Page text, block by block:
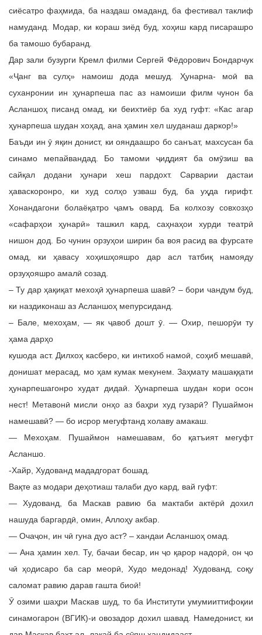
сиёсатро фаҳмида, ба наздаш омаданд, ба фестивал таклиф
намуданд. Модар, ки кораш зиёд буд, хоҳиш кард писарашро
ба тамошо бубаранд.
Дар зали бузурги Кремл филми Сергей Фёдорович Бондарчук
«Ҷанг ва сулҳ» намоиш дода мешуд. Ҳунарна- моӣ ва
суханронии ин ҳунарпеша пас аз намоиши филм чунон ба
Асланшоҳ писанд омад, ки беихтиёр ба худ гуфт: «Кас агар
ҳунарпеша шудан хоҳад, ана ҳамин хел шуданаш даркор!»
Баъди ин ӯ яқин донист, ки ояндаашро бо санъат, махсусан ба
синамо мепайвандад. Бо тамоми ҷиддият ба омӯзиш ва
сайқал додани ҳунари хеш пардохт. Сарварии дастаи
ҳаваскоронро, ки худ солҳо узваш буд, ба уҳда гирифт.
Хонандагони болаёқатро ҷамъ овард. Ба колхозу совхозҳо
«сафарҳои ҳунарӣ» ташкил кард, саҳнаҳои хурди театрӣ
нишон дод. Бо чунин орзуҳои ширин ба воя расид ва фурсате
омад, ки ҳавасу хоҳишҳояшро дар асл татбиқ намояду
орзуҳояшро амалӣ созад.
– Ту дар ҳақиқат мехоҳӣ ҳунарпеша шавӣ? – бори чандум буд,
ки наздиконаш аз Асланшоҳ мепурсиданд.
– Бале, мехоҳам, — як ҷавоб дошт ӯ. — Охир, пешорӯи ту
ҳама дарҳо
кушода аст. Дилхоҳ касберо, ки интихоб намоӣ, соҳиб мешавӣ,
донишат мерасад, мо ҳам кумак мекунем. Заҳмату машаққати
ҳунарпешагонро худат дидаӣ. Ҳунарпеша шудан кори осон
нест! Метавонӣ мисли онҳо аз баҳри худ гузарӣ? Пушаймон
намешавӣ? — бо исрор мегуфтанд холаву амакаш.
— Мехоҳам. Пушаймон намешавам, бо қатъият мегуфт
Асланшо.
-Хайр, Худованд мададгорат бошад.
Вақте аз модари деҳотиаш талаби дуо кард, вай гуфт:
— Худованд, ба Маскав равию ба мактаби актёрӣ дохил
нашуда баргардӣ, омин, Аллоҳу акбар.
— Очаҷон, ин чӣ гуна дуо аст? – хандаи Асланшоҳ омад.
— Ана ҳамин хел. Ту, бачаи бесар, ин ҷо қарор надорӣ, он ҷо
чӣ ҳодисаро ба сар меорӣ, Худо медонад! Худованд, соқу
саломат равию дарав гашта биоӣ!
Ӯ озими шаҳри Маскав шуд, то ба Институти умумииттифоқии
синамогарон (ВГИК)-и овозадор дохил шавад. Намедонист, ки